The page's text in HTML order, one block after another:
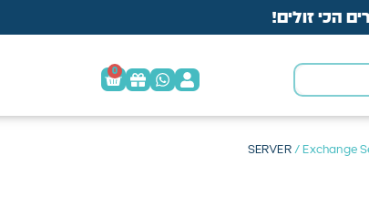
הכי זולים!
0
SERVER/ Exchange